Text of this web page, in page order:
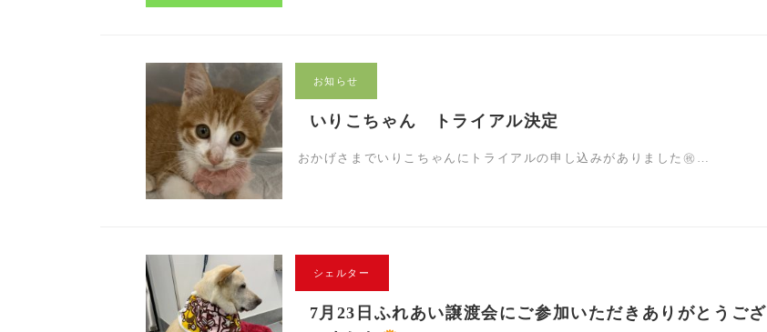
お知らせ
いりこちゃん トライアル決定
おかげさまでいりこちゃんにトライアルの申し込みがありました㊗…
シェルター
7月23日ふれあい譲渡会にご参加いただきありがとうござ